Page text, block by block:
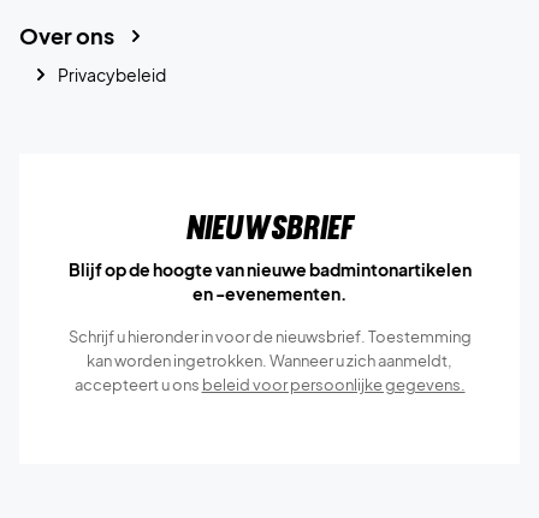
Over ons
Privacybeleid
Nieuwsbrief
Blijf op de hoogte van nieuwe badmintonartikelen
en -evenementen.
Schrijf u hieronder in voor de nieuwsbrief. Toestemming
kan worden ingetrokken. Wanneer u zich aanmeldt,
accepteert u ons beleid voor persoonlijke gegevens.